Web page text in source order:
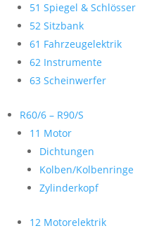
51 Spiegel & Schlösser
52 Sitzbank
61 Fahrzeugelektrik
62 Instrumente
63 Scheinwerfer
R60/6 – R90/S
11 Motor
Dichtungen
Kolben/Kolbenringe
Zylinderkopf
12 Motorelektrik